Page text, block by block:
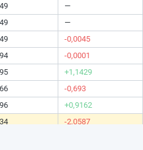
—
—
-0,0045
-0,0001
+1,1429
-0,693
+0,9162
-2,0587